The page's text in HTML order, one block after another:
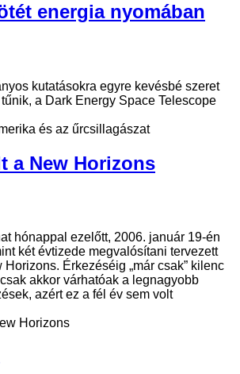
energia nyomában
kutatásokra egyre kevésbé szeret
a Dark Energy Space Telescope
és az űrcsillagászat
a New Horizons
hónappal ezelőtt, 2006. január 19-én
két évtizede megvalósítani tervezett
Érkezéséig „már csak” kilenc
akkor várhatóak a legnagyobb
azért ez a fél év sem volt
Horizons